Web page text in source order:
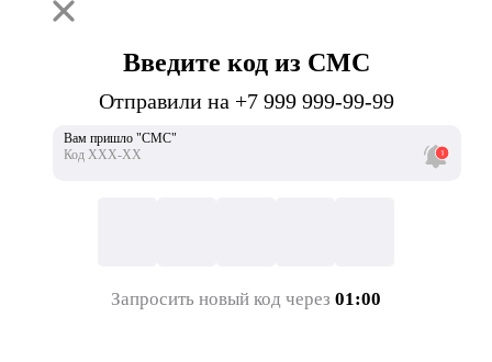
Введите код из СМС
Отправили на +7 999 999-99-99
Вам пришло "СМС"
Код ХХХ-ХХ
Запросить новый код через 01:00